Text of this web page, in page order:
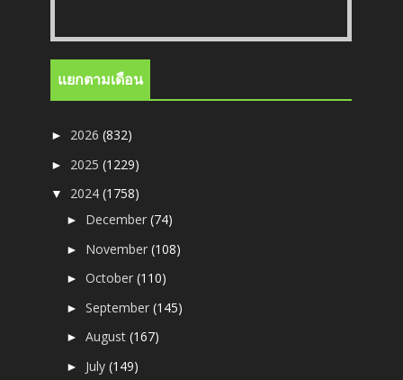
แยกตามเดือน
► 2026(832)
► 2025(1229)
▼ 2024(1758)
► December(74)
► November(108)
►October(110)
►September(145)
►August(167)
► July(149)